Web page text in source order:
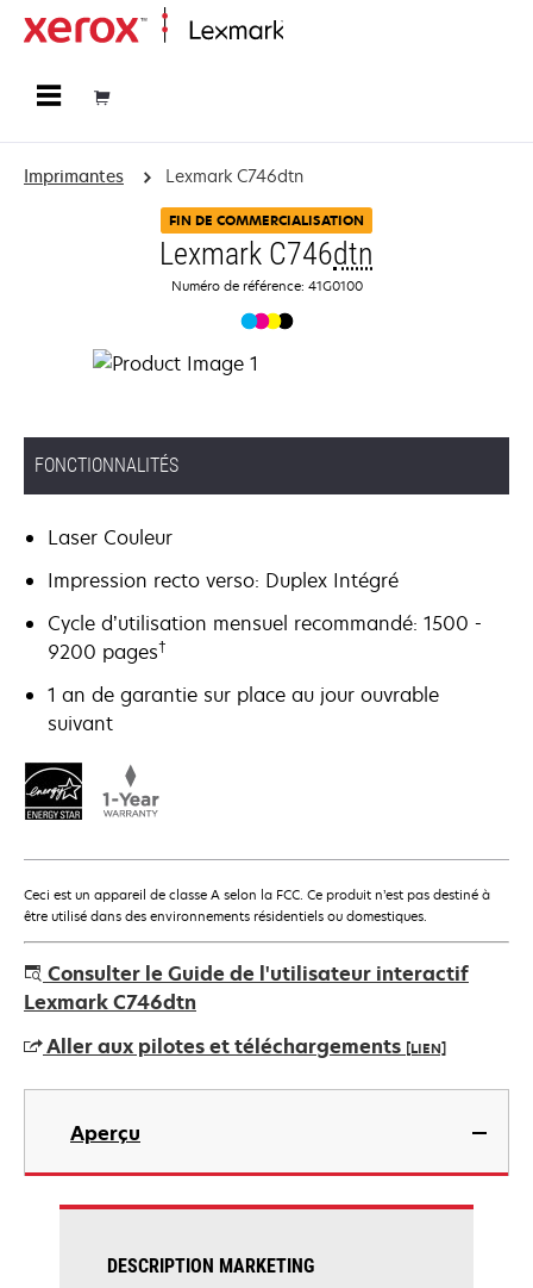
Imprimantes Lexmark C746dtn
FIN DE COMMERCIALISATION
Lexmark C746dtn
Numéro de référence: 41G0100
FONCTIONNALITÉS
Laser Couleur
Impression recto verso: Duplex Intégré
Cycle d’utilisation mensuel recommandé: 1500 -
9200 pages†
1 an de garantie sur place au jour ouvrable
suivant
Ceci est un appareil de classe A selon la FCC. Ce produit n’est pas destiné à
être utilisé dans des environnements résidentiels ou domestiques.
Consulter le Guide de l'utilisateur interactif
Lexmark C746dtn
Aller aux pilotes et téléchargements [LIEN]
s’ouvre
nouvel
onglet
Aperçu
DESCRIPTION MARKETING